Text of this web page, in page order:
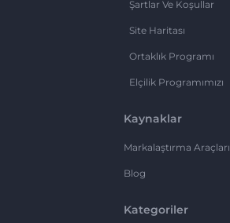
Şartlar Ve Koşullar
Site Haritası
Ortaklık Programı
Elçilik Programımızı
Kaynaklar
Markalaştırma Araçları
Blog
Kategoriler